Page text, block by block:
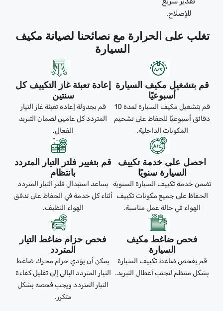
للإصلاح.
تغلب على الحرارة مع نصائحنا لصيانة مكيف
السيارة
قم بتشغيل مكيف السيارة
أسبوعيًا
قم بتشغيل مكيف السيارة لمدة 10
دقائق أسبوعيًا للحفاظ على تشحيم
المكونات الداخلية.
إعادة تعبئة غاز التكييف كل
سنتين
قم بجدولة إعادة تعبئة غاز التيار
المتردد كل عامين لضمان التبريد
الفعال.
احصل على خدمة تكييف
السيارة سنويًا
تضمن خدمة تكييف السيارة السنوية
الحفاظ على جميع مكونات تكييف
الهواء في حالة عمل مناسبة.
قم بتغيير فلتر التيار المتردد
بانتظام
يساعد استبدال فلتر التيار المتردد
أثناء كل خدمة في الحفاظ على تدفق
الهواء النظيف.
فحص ضاغط مكيف
السيارة
قم بفحص ضاغط تكييف السيارة
بشكل منتظم لتجنب أعطال التبريد.
فحص حزام ضاغط التيار
المتردد
يمكن أن يؤدي حزام محرك ضاغط
التيار المتردد البالي إلى تقليل كفاءة
التيار المتردد ويجب فحصه بشكل
متكرر.